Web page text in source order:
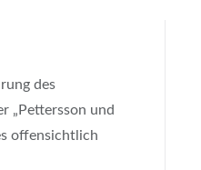
des
„Pettersson und
offensichtlich